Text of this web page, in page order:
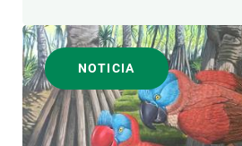
NOTICIA